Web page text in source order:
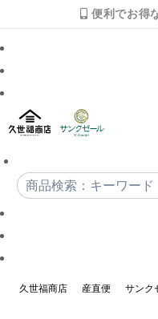
便利でお得
久世福商店 産直便 サンク